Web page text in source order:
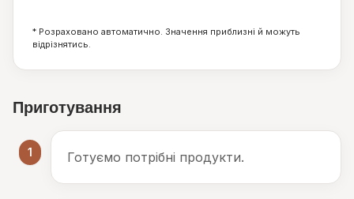
* Розраховано автоматично. Значення приблизні й можуть
відрізнятись.
Приготування
1 Готуємо потрібні продукти.